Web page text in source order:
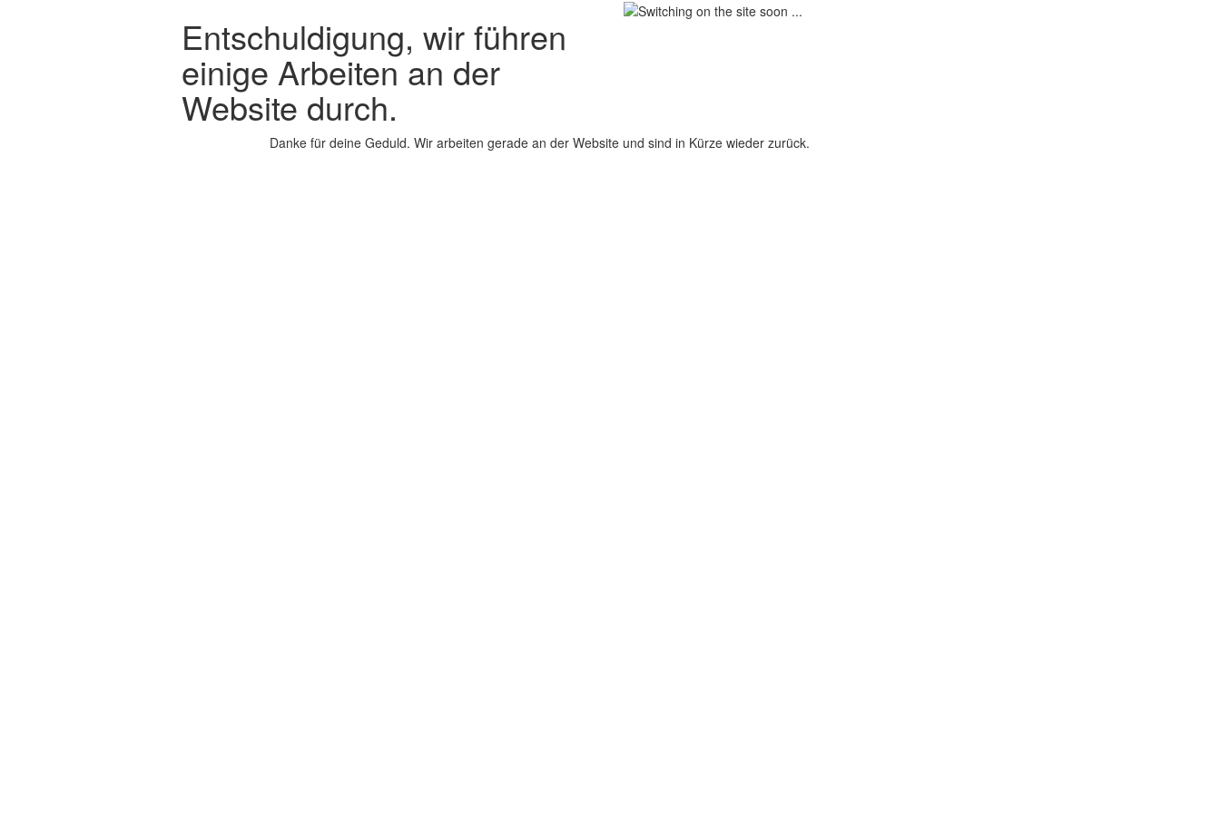
Entschuldigung, wir führen
einige Arbeiten an der
Website durch.
Danke für deine Geduld. Wir arbeiten gerade an der Website und sind in Kürze wieder zurück.